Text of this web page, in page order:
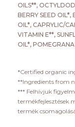
OILS**,
BERRY SEED OIL*,
OIL*, CAPRYLIC/
VITAMIN E**,
OIL*,
*Certified organic
**Ingredients from
*** Felhívjuk
termékfejlesztések
termék